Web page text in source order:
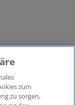
mbH,
zum
zu sorgen,